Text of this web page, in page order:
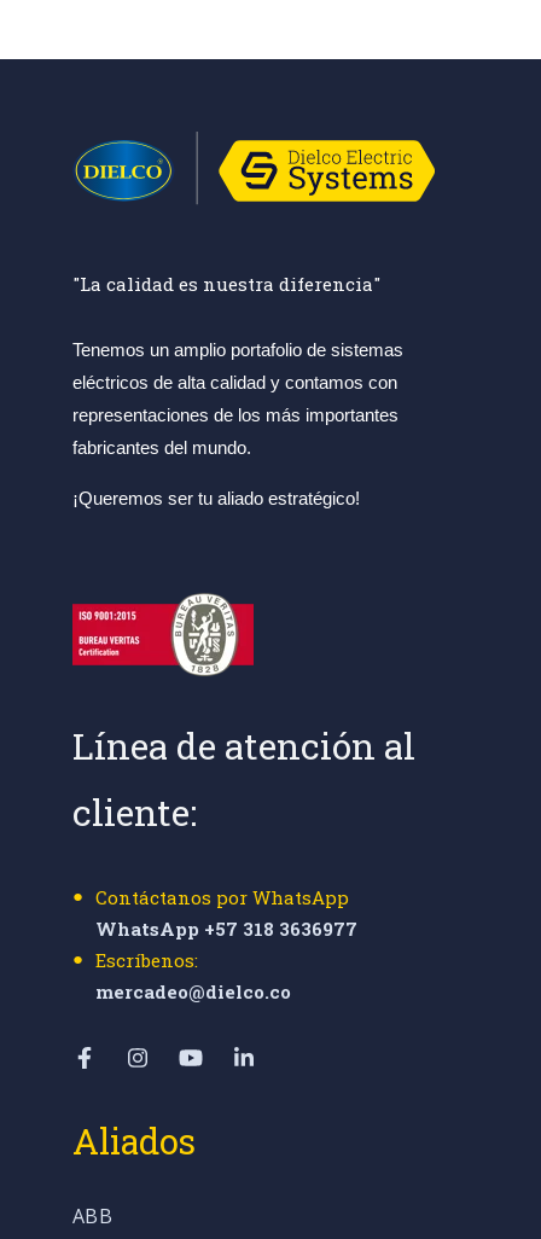
"La calidad es nuestra diferencia"
Tenemos un amplio portafolio de sistemas
eléctricos de alta calidad y contamos con
representaciones de los más importantes
fabricantes del mundo.
¡Queremos ser tu aliado estratégico!
Línea de atención al
cliente:
Contáctanos por WhatsApp
WhatsApp +57 318 3636977
Escríbenos:
mercadeo@dielco.co
Aliados
ABB